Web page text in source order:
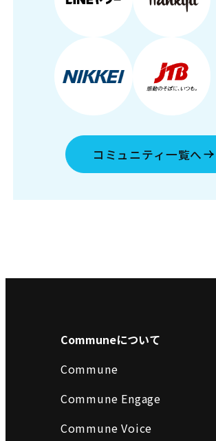
コミュニティ一覧へ
Communeについて
Commune
Commune Engage
Commune Voice